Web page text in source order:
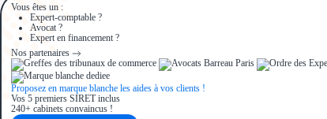
Vous êtes un :
Expert-comptable ?
Avocat ?
Expert en financement ?
Nos partenaires
Proposez en marque blanche les aides à vos clients !
Vos 5 premiers SIRET inclus
240+ cabinets convaincus !